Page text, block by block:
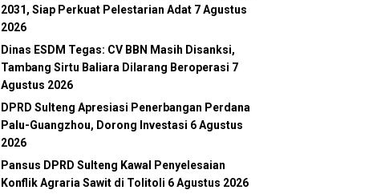
2031, Siap Perkuat Pelestarian Adat 7 Agustus
2026
Dinas ESDM Tegas: CV BBN Masih Disanksi,
Tambang Sirtu Baliara Dilarang Beroperasi 7
Agustus 2026
DPRD Sulteng Apresiasi Penerbangan Perdana
Palu-Guangzhou, Dorong Investasi 6 Agustus
2026
Pansus DPRD Sulteng Kawal Penyelesaian
Konflik Agraria Sawit di Tolitoli 6 Agustus 2026